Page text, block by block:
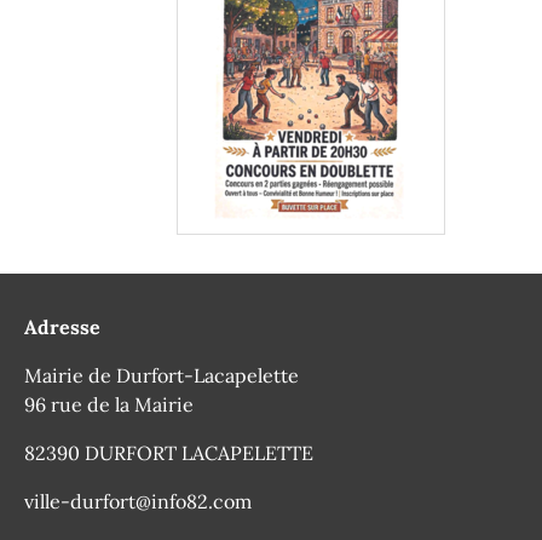
Adresse
Mairie de Durfort-Lacapelette
96 rue de la Mairie
82390 DURFORT LACAPELETTE
ville-durfort@info82.com